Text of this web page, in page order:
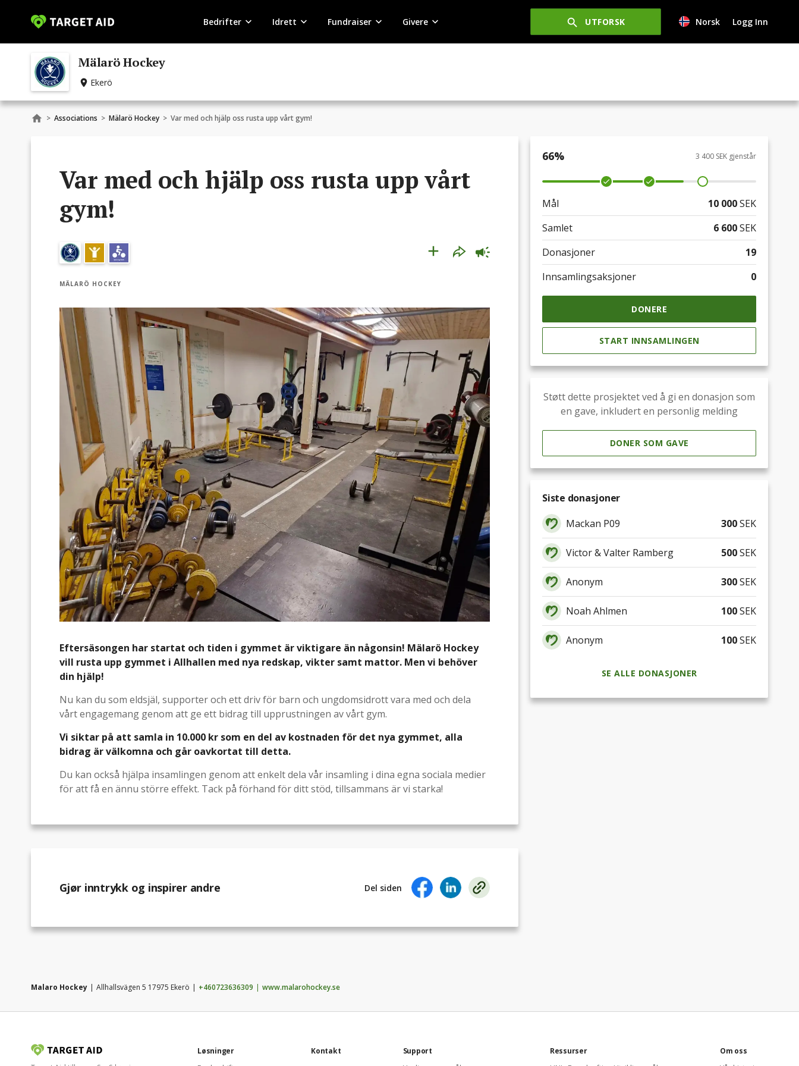
Bedrifter Idrett Fundraiser Givere UTFORSK Norsk Logg Inn
Mälarö Hockey
Ekerö
> Associations > Mälarö Hockey > Var med och hjälp oss rusta upp vårt gym!
Var med och hjälp oss rusta upp vårt
gym!
MÄLARÖ HOCKEY
Eftersäsongen har startat och tiden i gymmet är viktigare än någonsin! Mälarö Hockey
vill rusta upp gymmet i Allhallen med nya redskap, vikter samt mattor. Men vi behöver
din hjälp!
Nu kan du som eldsjäl, supporter och ett driv för barn och ungdomsidrott vara med och dela
vårt engagemang genom att ge ett bidrag till upprustningen av vårt gym.
Vi siktar på att samla in 10.000 kr som en del av kostnaden för det nya gymmet, alla
bidrag är välkomna och går oavkortat till detta.
Du kan också hjälpa insamlingen genom att enkelt dela vår insamling i dina egna sociala medier
för att få en ännu större effekt. Tack på förhand för ditt stöd, tillsammans är vi starka!
66% 3 400 SEK gjenstår
Mål 10 000SEK
Samlet
6 600SEK
Donasjoner
19
Innsamlingsaksjoner
0
DONERE
START INNSAMLINGEN
Støtt dette prosjektet ved å gi en donasjon som
en gave, inkludert en personlig melding
DONER SOM GAVE
Siste donasjoner
Mackan P09
300SEK
Victor & Valter Ramberg 500SEK
Anonym 300SEK
Noah Ahlmen 100SEK
Anonym 100SEK
SE ALLE DONASJONER
Gjør inntrykk og inspirer andre Del siden
Malaro Hockey Allhallsvägen 5 17975 Ekerö +460723636309 www.malarohockey.se
Løsninger
Kontakt
Support
Ressurser
Om oss